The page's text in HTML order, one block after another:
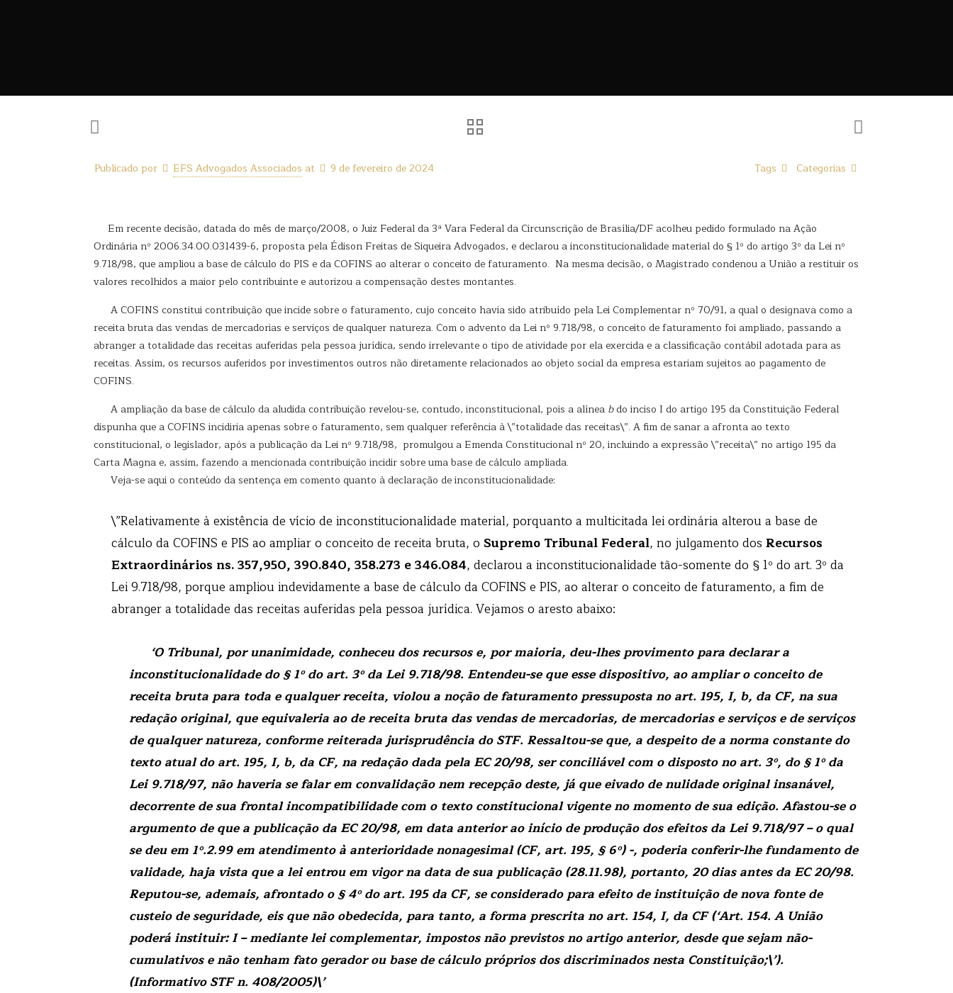
Publicado por EFS Advogados Associados at 9 de fevereiro de 2024 Categorias
Tags
Em recente decisão, datada do mês de março/2008, o Juiz Federal da 3ª Vara Federal da Circunscrição de Brasília/DF acolheu pedido formulado na Ação
Ordinária nº 2006.34.00.031439-6, proposta pela Édison Freitas de Siqueira Advogados, e declarou a inconstitucionalidade material do § 1º do artigo 3º da Lei nº
9.718/98, que ampliou a base de cálculo do PIS e da COFINS ao alterar o conceito de faturamento. Na mesma decisão, o Magistrado condenou a União a restituir os
valores recolhidos a maior pelo contribuinte e autorizou a compensação destes montantes.
A COFINS constitui contribuição que incide sobre o faturamento, cujo conceito havia sido atribuído pela Lei Complementar nº 70/91, a qual o designava como a
receita bruta das vendas de mercadorias e serviços de qualquer natureza. Com o advento da Lei nº 9.718/98, o conceito de faturamento foi ampliado, passando a
abranger a totalidade das receitas auferidas pela pessoa jurídica, sendo irrelevante o tipo de atividade por ela exercida e a classificação contábil adotada para as
receitas. Assim, os recursos auferidos por investimentos outros não diretamente relacionados ao objeto social da empresa estariam sujeitos ao pagamento de
COFINS.
A ampliação da base de cálculo da aludida contribuição revelou-se, contudo, inconstitucional, pois a alínea bdo inciso I do artigo 195 da Constituição Federal
dispunha que a COFINS incidiria apenas sobre o faturamento, sem qualquer referência à \”totalidade das receitas\”. A fim de sanar a afronta ao texto
constitucional, o legislador, após a publicação da Lei nº 9.718/98, promulgou a Emenda Constitucional nº 20, incluindo a expressão \”receita\” no artigo 195 da
Carta Magna e, assim, fazendo a mencionada contribuição incidir sobre uma base de cálculo ampliada.
Veja-se aqui o conteúdo da sentença em comento quanto à declaração de inconstitucionalidade:
\”Relativamente à existência de vício de inconstitucionalidade material, porquanto a multicitada lei ordinária alterou a base de
cálculo da COFINS e PIS ao ampliar o conceito de receita bruta, o Supremo Tribunal Federal, no julgamento dosRecursos
Extraordinários ns. 357,950, 390.840, 358.273 e 346.084, declarou a inconstitucionalidade tão-somente do § 1º do art. 3º da
Lei 9.718/98, porque ampliou indevidamente a base de cálculo da COFINS e PIS, ao alterar o conceito de faturamento, a fim de
abranger a totalidade das receitas auferidas pela pessoa jurídica. Vejamos o aresto abaixo:
‘O Tribunal, por unanimidade, conheceu dos recursos e, por maioria, deu-lhes provimento para declarar a
inconstitucionalidade do § 1º do art. 3º da Lei 9.718/98. Entendeu-se que esse dispositivo, ao ampliar o conceito de
receita bruta para toda e qualquer receita, violou a noção de faturamento pressuposta no art. 195, I, b, da CF, na sua
redação original, que equivaleria ao de receita bruta das vendas de mercadorias, de mercadorias e serviços e de serviços
de qualquer natureza, conforme reiterada jurisprudência do STF. Ressaltou-se que, a despeito de a norma constante do
texto atual do art. 195, I, b, da CF, na redação dada pela EC 20/98, ser conciliável com o disposto no art. 3º, do § 1º da
Lei 9.718/97, não haveria se falar em convalidação nem recepção deste, já que eivado de nulidade original insanável,
decorrente de sua frontal incompatibilidade com o texto constitucional vigente no momento de sua edição. Afastou-se o
argumento de que a publicação da EC 20/98, em data anterior ao início de produção dos efeitos da Lei 9.718/97 – o qual
se deu em 1º.2.99 em atendimento à anterioridade nonagesimal (CF, art. 195, § 6º) -, poderia conferir-lhe fundamento de
validade, haja vista que a lei entrou em vigor na data de sua publicação (28.11.98), portanto, 20 dias antes da EC 20/98.
Reputou-se, ademais, afrontado o § 4º do art. 195 da CF, se considerado para efeito de instituição de nova fonte de
custeio de seguridade, eis que não obedecida, para tanto, a forma prescrita no art. 154, I, da CF (‘Art. 154. A União
poderá instituir: I – mediante lei complementar, impostos não previstos no artigo anterior, desde que sejam não-
cumulativos e não tenham fato gerador ou base de cálculo próprios dos discriminados nesta Constituição;\’).
(Informativo STF n. 408/2005)\’